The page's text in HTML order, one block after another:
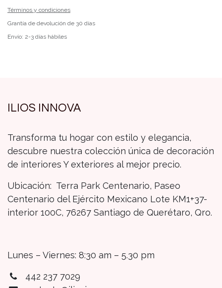
Términos y condiciones
Grantía de devolución de 30 días
Envío: 2-3 días hábiles
ILIOS INNOVA
Transforma tu hogar con estilo y elegancia,
descubre nuestra colección única de decoración
de interiores Y exteriores al mejor precio.
Ubicación: Terra Park Centenario, Paseo
Centenario del Ejército Mexicano Lote KM1+37-
interior 100C, 76267 Santiago de Querétaro, Qro.
Lunes – Viernes: 8:30 am – 5.30 pm
442 237 7029